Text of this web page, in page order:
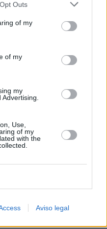
en cuenta que algún
tiene el derecho de
preferencias se aplicarán
en este sitio web o
Outs
of my
of my
my
Use,
of my
with the
Aviso legal